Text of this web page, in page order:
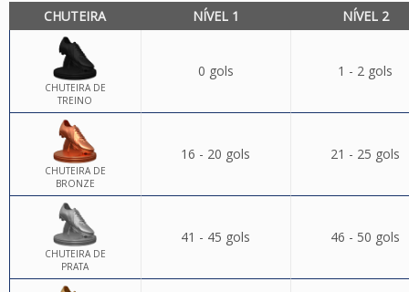
CHUTEIRA NÍVEL 1 NÍVEL 2
CHUTEIRA DE
TREINO
0 gols 1 - 2 gols
CHUTEIRA DE
BRONZE
16 - 20 gols 21 - 25 gols
CHUTEIRA DE
PRATA
41 - 45 gols 46 - 50 gols